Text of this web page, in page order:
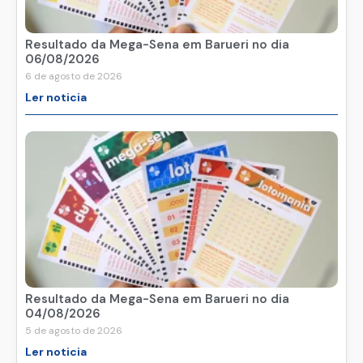
Resultado da Mega-Sena em Barueri no dia
06/08/2026
6 de agosto de 2026
Ler noticia
Resultado da Mega-Sena em Barueri no dia
04/08/2026
5 de agosto de 2026
Ler noticia